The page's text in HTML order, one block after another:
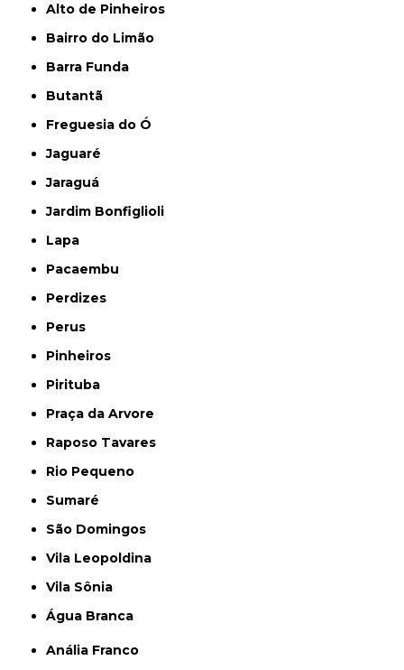
Alto de Pinheiros
Bairro do Limão
Barra Funda
Butantã
Freguesia do Ó
Jaguaré
Jaraguá
Jardim Bonfiglioli
Lapa
Pacaembu
Perdizes
Perus
Pinheiros
Pirituba
Praça da Arvore
Raposo Tavares
Rio Pequeno
Sumaré
São Domingos
Vila Leopoldina
Vila Sônia
Água Branca
Anália Franco